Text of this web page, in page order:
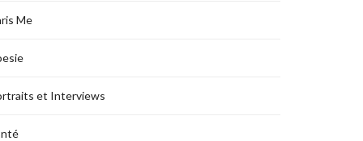
Me
et Interviews